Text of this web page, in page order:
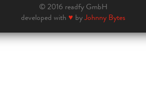
© 2016 readfy GmbH
developed with ♥ byJohnny Bytes